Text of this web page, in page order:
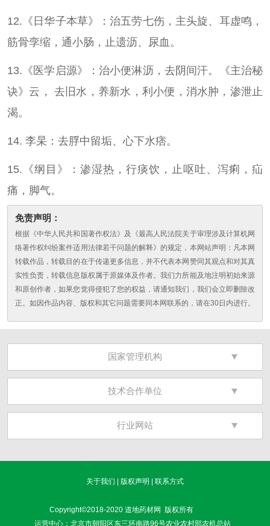
12.《日华子本草》：治五劳七伤，主头旋、耳虚鸣，
筋骨孪缩，通小肠，止遗沥、尿血。
13.《医学启源》：治小便淋沥，去阴间汗。《主治秘
诀》云， 去旧水，养新水，利小便，消水肿，渗泄止
渴。
14. 李杲：去脬中留垢、心下水痞。
15.《纲目》：渗湿热，行痰饮，止呕吐、泻痢，疝
痛，脚气。
免责声明：
根据《中华人民共和国著作权法》及《最高人民法院关于审理涉及计算机网
络著作权纠纷案件适用法律若干问题的解释》的规定，本网站声明：凡本网
转载作品，转载目的在于传递更多信息，并不代表本网赞同其观点和对其真
实性负责，转载信息版权属于原媒体及作者。我们力所能及地注明初始来源
和原创作者，如果您觉得侵犯了您的权益，请通知我们，我们会立即删除改
正。如因作品内容、版权和其它问题需要同本网联系的，请在30日内进行。
国家管理机构
技术合作单位
行业网站
关于我们 版权声明 联系方式
Copyright©2018-2020 道地药材网 版权所有
运营中心：北京市朝阳区东三环南路96号农业农村部农机总站